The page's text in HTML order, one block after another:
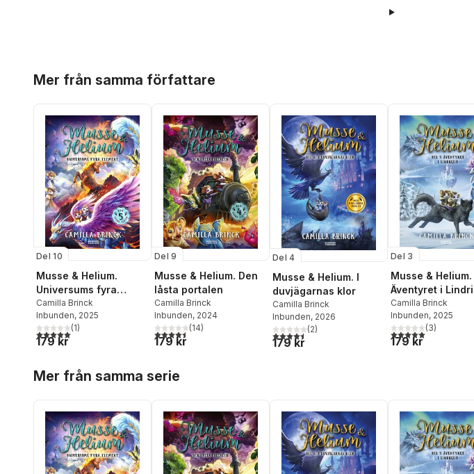
Mer från samma författare
Del 10
Musse & Helium.
Universums fyra
element
Camilla Brinck
Inbunden, 2025
5,0utav 5 stjärnor. Totalt antal röster:
(1)
179 kr
Del 9
Musse & Helium. Den
låsta portalen
Camilla Brinck
Inbunden, 2024
4,5utav 5 stjärnor. Totalt antal röster:
(14)
179 kr
Del 4
Musse & Helium. I
duvjägarnas klor
Camilla Brinck
Inbunden, 2026
4,5utav 5 stjärnor. Totalt antal röster:
(2)
179 kr
Del 3
Musse & Helium.
Äventyret i
Camilla Brinck
Inbunden, 2025
5,0utav 5 stjärnor.
(3)
179 kr
Mer från samma serie